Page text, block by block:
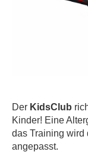
Der KidsClub
Kinder! Eine
das Training wird
angepasst.